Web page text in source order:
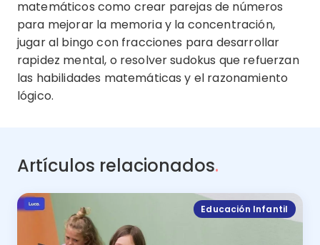
matemáticos como crear parejas de números
para mejorar la memoria y la concentración,
jugar al bingo con fracciones para desarrollar
rapidez mental, o resolver sudokus que refuerzan
las habilidades matemáticas y el razonamiento
lógico.
Artículos relacionados.
Educación Infantil